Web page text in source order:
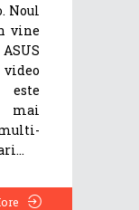
Noul
vine
este
mai